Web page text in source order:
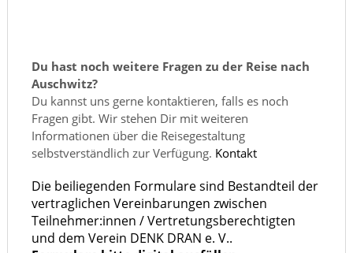
Du hast noch weitere Fragen zu der Reise nach
Auschwitz?
Du kannst uns gerne kontaktieren, falls es noch
Fragen gibt. Wir stehen Dir mit weiteren
Informationen über die Reisegestaltung
selbstverständlich zur Verfügung. Kontakt
Die beiliegenden Formulare sind Bestandteil der
vertraglichen Vereinbarungen zwischen
Teilnehmer:innen / Vertretungsberechtigten
und dem Verein DENK DRAN e. V..